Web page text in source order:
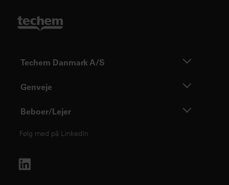
Techem Danmark A/S
Genveje
Beboer/Lejer
Følg med på LinkedIn